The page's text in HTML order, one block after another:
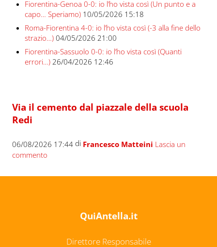
Fiorentina-Genoa 0-0: io l’ho vista così (Un punto e a
capo… Speriamo) 10/05/2026 15:18
Roma-Fiorentina 4-0: io l’ho vista così (-3 alla fine dello
strazio…) 04/05/2026 21:00
Fiorentina-Sassuolo 0-0: io l’ho vista così (Quanti
errori…) 26/04/2026 12:46
Via il cemento dal piazzale della scuola
Redi
06/08/2026 17:44di Francesco Matteini Lascia un
commento
QuiAntella.it
Direttore Responsabile